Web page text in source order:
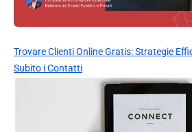
Trovare Clienti Online Gratis: Strategie
Subito i Contatti